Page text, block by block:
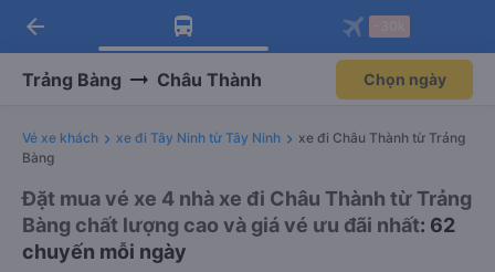
Tải app Vexere ngay!
Nhận ưu đãi thành viên độc
Mở app
Tải app Vexere
-30k/ghế khi đặt vé máy bay qua
Mở app
arrow_back
Trảng Bàng Châu Thành Chọn ngày
Vé xe khách xe đi Tây Ninh từ Tây Ninh
xe đi Châu Thành từ Trảng
Bàng
Đặt mua vé xe 4 nhà xe đi Châu Thành từ Trảng
Bàng chất lượng cao và giá vé ưu đãi nhất: 62
chuyến mỗi ngày